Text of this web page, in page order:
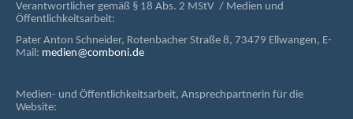
Verantwortlicher gemäß § 18 Abs. 2 MStV / Medien und
Öffentlichkeitsarbeit:
Pater Anton Schneider, Rotenbacher Straße 8, 73479 Ellwangen, E-
Mail: medien@comboni.de
Medien- und Öffentlichkeitsarbeit, Ansprechpartnerin für die
Website: